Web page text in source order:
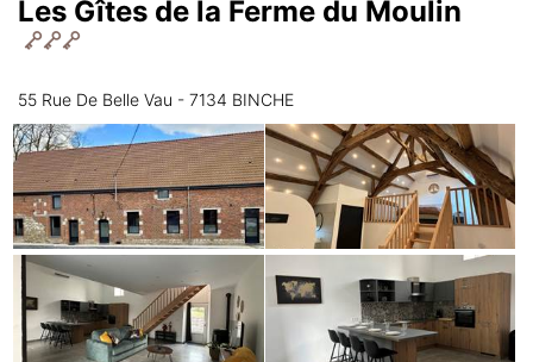
Les Gîtes de la Ferme du Moulin
55 Rue De Belle Vau - 7134 BINCHE